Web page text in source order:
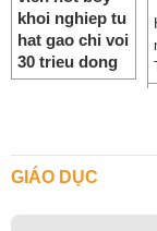
GIÁO DỤC